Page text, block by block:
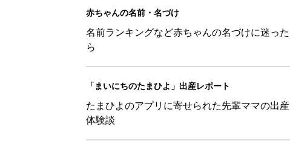
赤ちゃんの名前・名づけ
名前ランキングなど赤ちゃんの名づけに迷った
ら
「まいにちのたまひよ」出産レポート
たまひよのアプリに寄せられた先輩ママの出産
体験談